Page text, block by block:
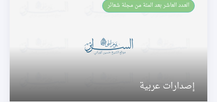
العـدد العاشر بعد المئة من مجلة شعائر
إصدارات عربية